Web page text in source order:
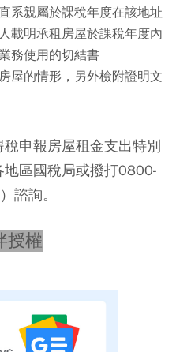
系親屬於課稅年度在該地址
載明承租房屋於課稅年度內
務使用的切結書
屋的情形，另外檢附證明文
申報房屋租金支出特別
區國稅局或撥打0800-
諮詢。
授權